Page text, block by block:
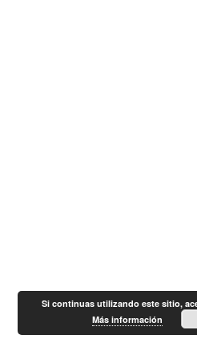
Si continuas utilizando este sitio,
Más información